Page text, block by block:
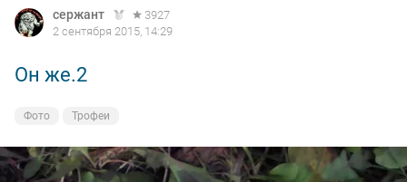
сержант
3927
2 сентября 2015, 14:29
Он же.2
Фото Трофеи